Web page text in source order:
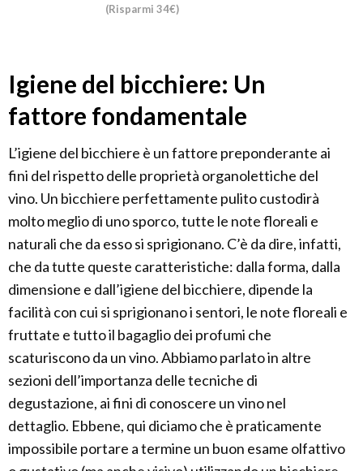
(Risparmi 34€)
Igiene del bicchiere: Un
fattore fondamentale
L’igiene del bicchiere è un fattore preponderante ai
fini del rispetto delle proprietà organolettiche del
vino. Un bicchiere perfettamente pulito custodirà
molto meglio di uno sporco, tutte le note floreali e
naturali che da esso si sprigionano. C’è da dire, infatti,
che da tutte queste caratteristiche: dalla forma, dalla
dimensione e dall’igiene del bicchiere, dipende la
facilità con cui si sprigionano i sentori, le note floreali e
fruttate e tutto il bagaglio dei profumi che
scaturiscono da un vino. Abbiamo parlato in altre
sezioni dell’importanza delle tecniche di
degustazione, ai fini di conoscere un vino nel
dettaglio. Ebbene, qui diciamo che è praticamente
impossibile portare a termine un buon esame olfattivo